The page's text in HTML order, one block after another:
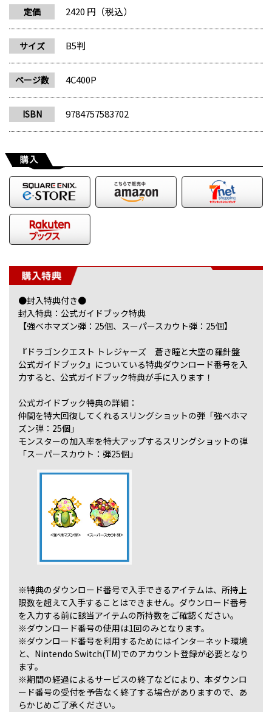
定価 2420 円（税込）
サイズ B5判
ページ数 4C400P
ISBN 9784757583702
●封入特典付き●
封入特典：公式ガイドブック特典
【強ベホマズン弾：25個、スーパースカウト弾：25個】
『ドラゴンクエスト トレジャーズ 蒼き瞳と大空の羅針盤
公式ガイドブック』についている特典ダウンロード番号を入
力すると、公式ガイドブック特典が手に入ります！
公式ガイドブック特典の詳細：
仲間を特大回復してくれるスリングショットの弾「強ベホマ
ズン弾：25個」
モンスターの加入率を特大アップするスリングショットの弾
「スーパースカウト：弾25個」
※特典のダウンロード番号で入手できるアイテムは、所持上
限数を超えて入手することはできません。ダウンロード番号
を入力する前に該当アイテムの所持数をご確認ください。
※ダウンロード番号の使用は1回のみとなります。
※ダウンロード番号を利用するためにはインターネット環境
と、Nintendo Switch(TM)でのアカウント登録が必要となり
ます。
※期間の経過によるサービスの終了などにより、本ダウンロ
ード番号の受付を予告なく終了する場合がありますので、あ
らかじめご了承ください。